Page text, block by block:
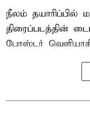
நீலம் தயாரிப்பில்
திரைப்படத்தின்
போஸ்டர்